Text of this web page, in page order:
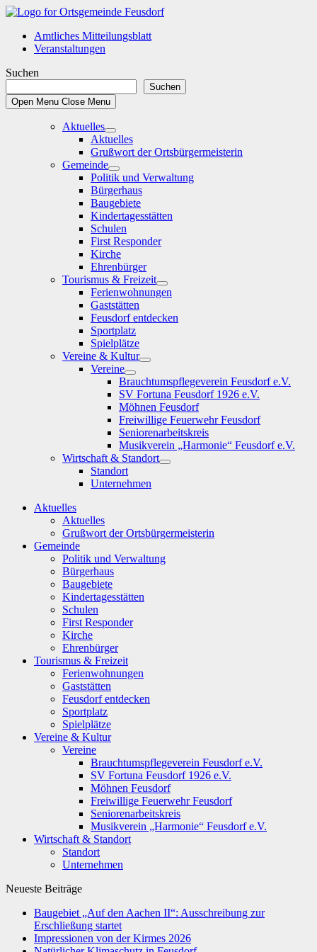
Skip
contentAmtliches Mitteilungsblatt
Veranstaltungen
Suchen
Suchen
Open Menu Close Menu
Aktuelles
Show
sub
menu
Aktuelles
Grußwort der Ortsbürgermeisterin
Gemeinde
Show
sub
menu
Politik und Verwaltung
Bürgerhaus
Baugebiete
Kindertagesstätten
Schulen
First Responder
Kirche
Ehrenbürger
Tourismus & Freizeit
Show
sub
Ferienwohnungen
Gaststätten
Feusdorf entdecken
Sportplatz
Spielplätze
Vereine & Kultur
Show
sub
menu
Vereine
Show
sub
menu
Brauchtumspflegeverein Feusdorf e.V.
SV Fortuna Feusdorf 1926 e.V.
Möhnen Feusdorf
Freiwillige Feuerwehr Feusdorf
Seniorenarbeitskreis
Musikverein „Harmonie“ Feusdorf e.V.
Wirtschaft & Standort
Show
Standort
Unternehmen
Aktuelles
Aktuelles
Grußwort der Ortsbürgermeisterin
Gemeinde
Politik und Verwaltung
Bürgerhaus
Baugebiete
Kindertagesstätten
Schulen
First Responder
Kirche
Ehrenbürger
Tourismus & Freizeit
Ferienwohnungen
Gaststätten
Feusdorf entdecken
Sportplatz
Spielplätze
Vereine & Kultur
Vereine
Brauchtumspflegeverein Feusdorf e.V.
SV Fortuna Feusdorf 1926 e.V.
Möhnen Feusdorf
Freiwillige Feuerwehr Feusdorf
Seniorenarbeitskreis
Musikverein „Harmonie“ Feusdorf e.V.
Wirtschaft & Standort
Standort
Unternehmen
Neueste Beiträge
Baugebiet „Auf den Aachen II“: Ausschreibung zur
Erschließung startet
Impressionen von der Kirmes 2026